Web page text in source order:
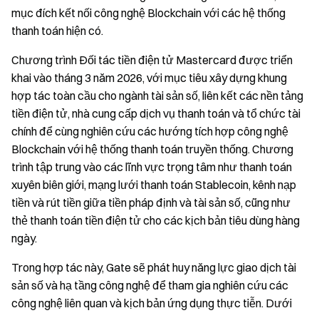
mục đích kết nối công nghệ Blockchain với các hệ thống
thanh toán hiện có.
Chương trình Đối tác tiền điện tử Mastercard được triển
khai vào tháng 3 năm 2026, với mục tiêu xây dựng khung
hợp tác toàn cầu cho ngành tài sản số, liên kết các nền tảng
tiền điện tử, nhà cung cấp dịch vụ thanh toán và tổ chức tài
chính để cùng nghiên cứu các hướng tích hợp công nghệ
Blockchain với hệ thống thanh toán truyền thống. Chương
trình tập trung vào các lĩnh vực trọng tâm như thanh toán
xuyên biên giới, mạng lưới thanh toán Stablecoin, kênh nạp
tiền và rút tiền giữa tiền pháp định và tài sản số, cũng như
thẻ thanh toán tiền điện tử cho các kịch bản tiêu dùng hàng
ngày.
Trong hợp tác này, Gate sẽ phát huy năng lực giao dịch tài
sản số và hạ tầng công nghệ để tham gia nghiên cứu các
công nghệ liên quan và kịch bản ứng dụng thực tiễn. Dưới